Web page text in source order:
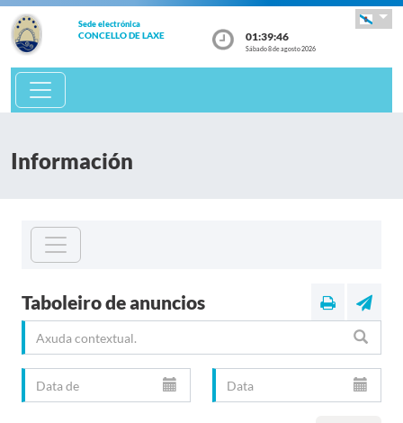
Sede electrónica
CONCELLO DE LAXE 01:39:47
Sábado 8 de agosto 2026
Información
Taboleiro de anuncios